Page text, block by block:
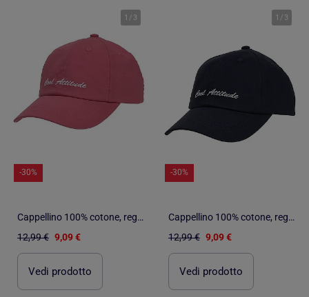
1 / 3
-30%
Cappellino 100% cotone, regolabile, messaggio Happy Kid ricamato unisex bambino Isotoner
12,99 € 9,09 €
Vedi prodotto
1 / 3
-30%
Cappellino 100% cotone, regolabile, messaggio Happy Kid ricamato unisex bambino Isotoner
12,99 € 9,09 €
Vedi prodotto